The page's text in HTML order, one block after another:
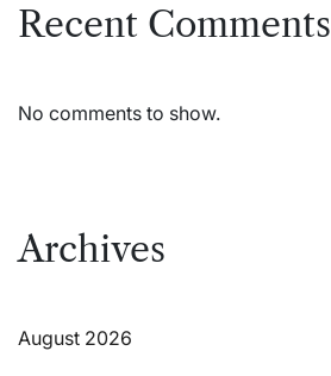
Recent Comments
No comments to show.
Archives
August 2026